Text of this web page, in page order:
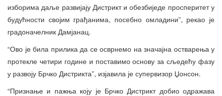
изборима даље развијају Дистрикт и обезбиједе просперитет у
будућности својим грађанима, посебно омладини”, рекао је
градоначелник Дамјанац.
“Ово је била прилика да се осврнемо на значајна остварења у
протекле четири године и поставимо основу за сљедећу фазу
у развоју Брчко Дистрикта”, изјавила је супервизор Џонсон.
“Признање и пажња коју је Брчко Дистрикт добио одражава